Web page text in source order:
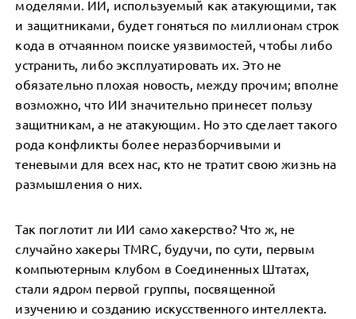
моделями. ИИ, используемый как атакующими, так
и защитниками, будет гоняться по миллионам строк
кода в отчаянном поиске уязвимостей, чтобы либо
устранить, либо эксплуатировать их. Это не
обязательно плохая новость, между прочим; вполне
возможно, что ИИ значительно принесет пользу
защитникам, а не атакующим. Но это сделает такого
рода конфликты более неразборчивыми и
теневыми для всех нас, кто не тратит свою жизнь на
размышления о них.
Так поглотит ли ИИ само хакерство? Что ж, не
случайно хакеры TMRC, будучи, по сути, первым
компьютерным клубом в Соединенных Штатах,
стали ядром первой группы, посвященной
изучению и созданию искусственного интеллекта.